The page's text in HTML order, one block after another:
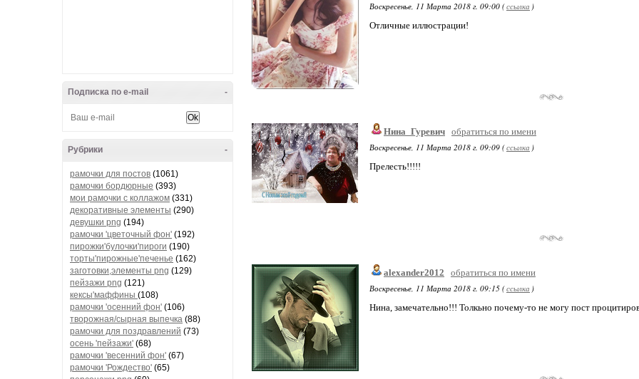
-
Подписка по e-mail
-
Рубрики
рамочки для постов (1061)
рамочки бордюрные (393)
мои рамочки с коллажом (331)
декоративные элементы (290)
девушки png (194)
рамочки 'цветочный фон' (192)
пирожки'булочки'пироги (190)
торты'пирожные'печенье (162)
заготовки,элементы png (129)
пейзажи png (121)
кексы'маффины (108)
рамочки 'осенний фон' (106)
творожная/сырная выпечка (88)
рамочки для поздравлений (73)
осень 'пейзажи' (68)
рамочки 'весенний фон' (67)
рамочки 'Рождество' (65)
Воскресенье, 11 Марта 2018 г. 09:00 (ссылка )
Отличные иллюстрации!
Нина_Гуревич обратиться по имени
Воскресенье, 11 Марта 2018 г. 09:09 (ссылка )
Прелесть!!!!!
alexander2012
обратиться по имени
Воскресенье, 11 Марта 2018 г. 09:15 (ссылка )
Нина, замечательно!!! Толкьно почему-то не могу пост